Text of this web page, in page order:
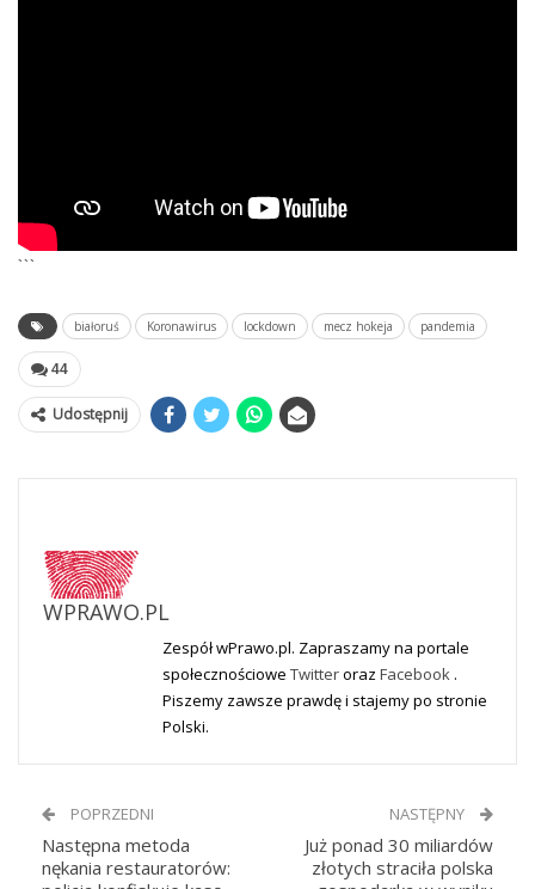
```
białoruś Koronawirus lockdown mecz hokeja pandemia
44
Udostępnij
WPRAWO.PL
Zespół wPrawo.pl. Zapraszamy na portale
społecznościowe Twitteroraz Facebook .
Piszemy zawsze prawdę i stajemy po stronie
Polski.
POPRZEDNI
Następna metoda
nękania restauratorów:
NASTĘPNY
Już ponad 30 miliardów
złotych straciła polska